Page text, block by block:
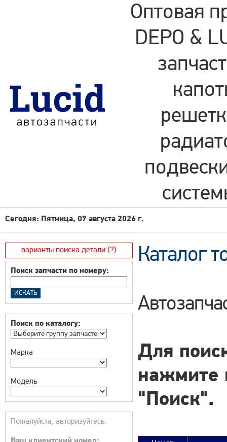
Оптовая
DEPO &
Сегодня: Пятница, 07 августа 2026 г.
варианты поиска детали (?)
Поиск запчасти по номеру:
Поиск по каталогу:
Марка
Модель
Пожалуйста, авторизуйтесь:
Каталог
Для
нажмите
"Поиск".